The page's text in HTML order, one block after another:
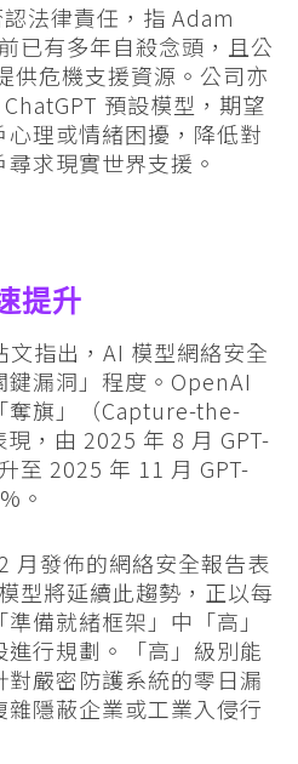
法律責任，指 Adam
已有多年自殺念頭，且公
供危機支援資源。公司亦
預設模型，期望
理或情緒困擾，降低對
求現實世界支援。
提升
指出，AI 模型網絡安全
漏洞」程度。OpenAI
奪旗」（Capture-the-
，由 2025 年 8 月 GPT-
至 2025 年 11 月 GPT-
。
月發佈的網絡安全報告表
型將延續此趨勢，正以每
備就緒框架」中「高」
行規劃。「高」級別能
嚴密防護系統的零日漏
隱蔽企業或工業入侵行